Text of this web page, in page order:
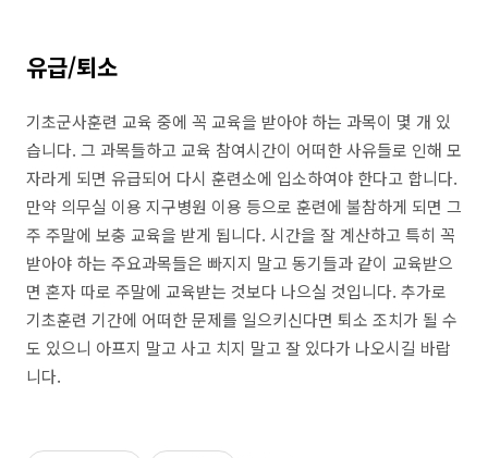
유급/퇴소
기초군사훈련 교육 중에 꼭 교육을 받아야 하는 과목이 몇 개 있
습니다. 그 과목들하고 교육 참여시간이 어떠한 사유들로 인해 모
자라게 되면 유급되어 다시 훈련소에 입소하여야 한다고 합니다.
만약 의무실 이용 지구병원 이용 등으로 훈련에 불참하게 되면 그
주 주말에 보충 교육을 받게 됩니다. 시간을 잘 계산하고 특히 꼭
받아야 하는 주요과목들은 빠지지 말고 동기들과 같이 교육받으
면 혼자 따로 주말에 교육받는 것보다 나으실 것입니다. 추가로
기초훈련 기간에 어떠한 문제를 일으키신다면 퇴소 조치가 될 수
도 있으니 아프지 말고 사고 치지 말고 잘 있다가 나오시길 바랍
니다.